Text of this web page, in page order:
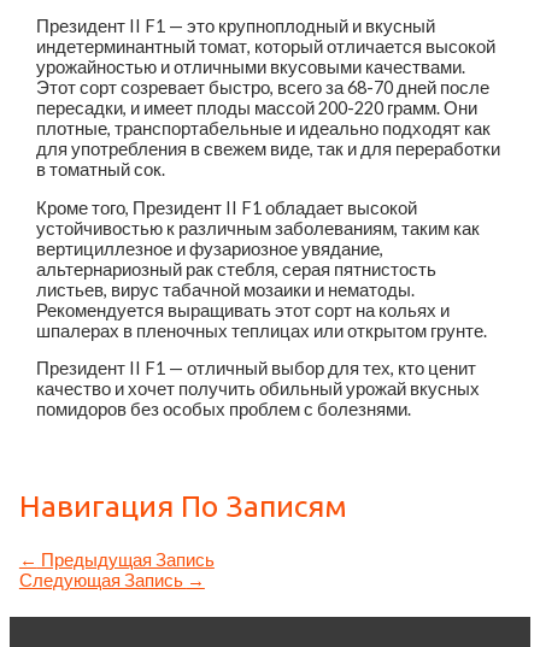
Президент II F1 — это крупноплодный и вкусный
индетерминантный томат, который отличается высокой
урожайностью и отличными вкусовыми качествами.
Этот сорт созревает быстро, всего за 68-70 дней после
пересадки, и имеет плоды массой 200-220 грамм. Они
плотные, транспортабельные и идеально подходят как
для употребления в свежем виде, так и для переработки
в томатный сок.
Кроме того, Президент II F1 обладает высокой
устойчивостью к различным заболеваниям, таким как
вертициллезное и фузариозное увядание,
альтернариозный рак стебля, серая пятнистость
листьев, вирус табачной мозаики и нематоды.
Рекомендуется выращивать этот сорт на кольях и
шпалерах в пленочных теплицах или открытом грунте.
Президент II F1 — отличный выбор для тех, кто ценит
качество и хочет получить обильный урожай вкусных
помидоров без особых проблем с болезнями.
Навигация По Записям
← Предыдущая Запись
Следующая Запись →